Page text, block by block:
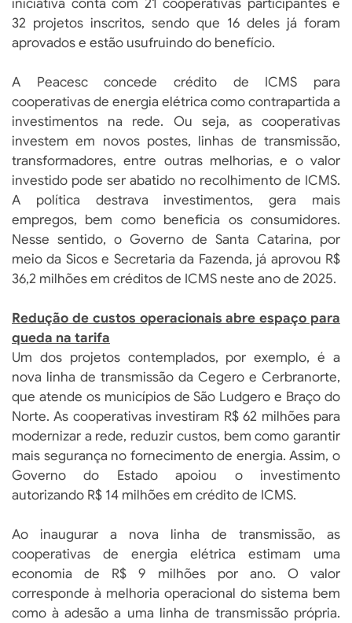
iniciativa conta com 21 cooperativas participantes e
32 projetos inscritos, sendo que 16 deles já foram
aprovados e estão usufruindo do benefício.
A Peacesc concede crédito de ICMS para
cooperativas de energia elétrica como contrapartida a
investimentos na rede. Ou seja, as cooperativas
investem em novos postes, linhas de transmissão,
transformadores, entre outras melhorias, e o valor
investido pode ser abatido no recolhimento de ICMS.
A política destrava investimentos, gera mais
empregos, bem como beneficia os consumidores.
Nesse sentido, o Governo de Santa Catarina, por
meio da Sicos e Secretaria da Fazenda, já aprovou R$
36,2 milhões em créditos de ICMS neste ano de 2025.
Redução de custos operacionais abre espaço para
queda na tarifa
Um dos projetos contemplados, por exemplo, é a
nova linha de transmissão da Cegero e Cerbranorte,
que atende os municípios de São Ludgero e Braço do
Norte. As cooperativas investiram R$ 62 milhões para
modernizar a rede, reduzir custos, bem como garantir
mais segurança no fornecimento de energia. Assim, o
Governo do Estado apoiou o investimento
autorizando R$ 14 milhões em crédito de ICMS.
Ao inaugurar a nova linha de transmissão, as
cooperativas de energia elétrica estimam uma
economia de R$ 9 milhões por ano. O valor
corresponde à melhoria operacional do sistema bem
como à adesão a uma linha de transmissão própria.